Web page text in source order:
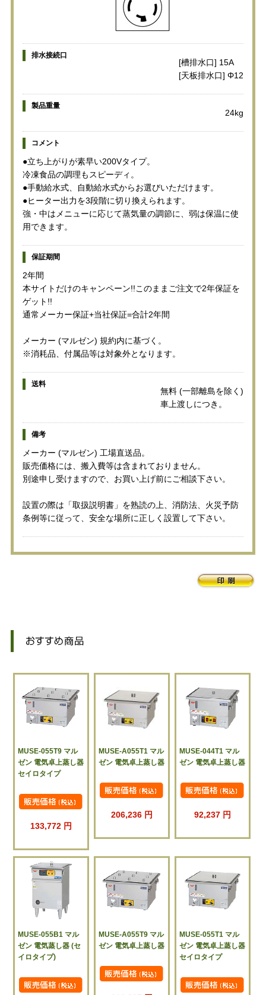
排水接続口
[槽排水口] 15A
[天板排水口] Φ12
製品重量
24kg
コメント
●立ち上がりが素早い200Vタイプ。
冷凍食品の調理もスピーディ。
●手動給水式、自動給水式からお選びいただけます。
●ヒーター出力を3段階に切り換えられます。
強・中はメニューに応じて蒸気量の調節に、弱は保温に使
用できます。
保証期間
2年間
本サイトだけのキャンペーン!!このままご注文で2年保証を
ゲット!!
通常メーカー保証+当社保証=合計2年間
メーカー (マルゼン) 規約内に基づく。
※消耗品、付属品等は対象外となります。
送料
無料 (一部離島を除く)
車上渡しにつき。
備考
メーカー (マルゼン) 工場直送品。
販売価格には、搬入費等は含まれておりません。
別途申し受けますので、お買い上げ前にご相談下さい。
設置の際は「取扱説明書」を熟読の上、消防法、火災予防
条例等に従って、安全な場所に正しく設置して下さい。
MUSE-055T9 マル
ゼン 電気卓上蒸し器
セイロタイプ
133,772 円
MUSE-A055T1 マル
ゼン 電気卓上蒸し器
206,236 円
MUSE-044T1 マル
ゼン 電気卓上蒸し器
92,237 円
MUSE-055B1 マル
ゼン 電気蒸し器 (セ
イロタイプ)
MUSE-A055T9 マル
ゼン 電気卓上蒸し器
MUSE-055T1 マル
ゼン 電気卓上蒸し器
セイロタイプ